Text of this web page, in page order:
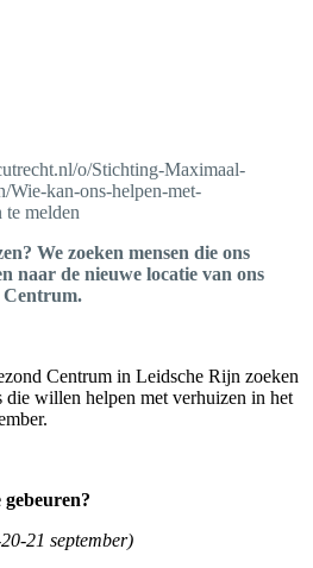
o/Stichting-Maximaal-
Wie-kan-ons-helpen-met-
te melden
We zoeken mensen die ons
naar de nieuwe locatie van ons
Centrum.
Centrum in Leidsche Rijn zoeken
willen helpen met verhuizen in het
21 september)